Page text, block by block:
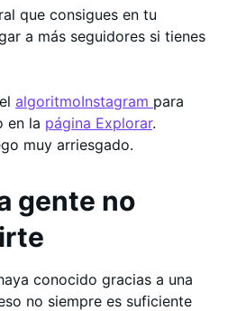
que consigues en tu
a más seguidores si tienes
algoritmoInstagram para
en la página Explorar.
muy arriesgado.
gente no
conocido gracias a una
no siempre es suficiente